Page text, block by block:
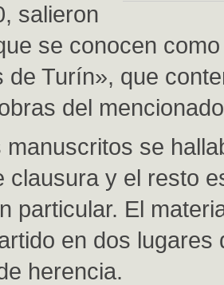
salieron
se conocen
de Turín», que
del
manuscritos se
clausura y el resto
particular. El
en dos lugares
herencia.